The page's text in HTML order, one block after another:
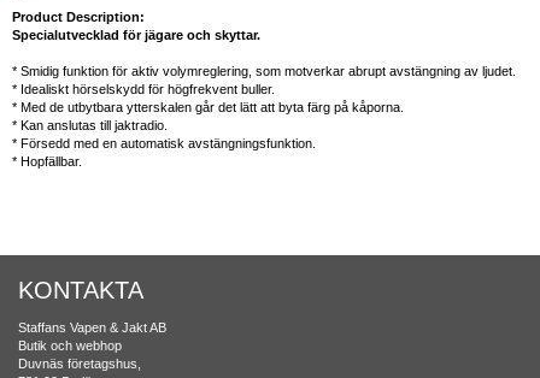
Product Description:
Specialutvecklad för jägare och skyttar.
* Smidig funktion för aktiv volymreglering, som motverkar abrupt avstängning av ljudet.
* Idealiskt hörselskydd för högfrekvent buller.
* Med de utbytbara ytterskalen går det lätt att byta färg på kåporna.
* Kan anslutas till jaktradio.
* Försedd med en automatisk avstängningsfunktion.
* Hopfällbar.
KONTAKTA
Staffans Vapen & Jakt AB
Butik och webhop
Duvnäs företagshus,